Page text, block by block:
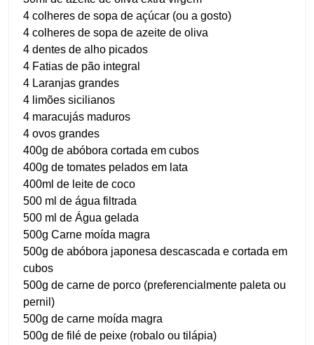
4 colheres de sopa de açúcar (ou a gosto)
4 colheres de sopa de azeite de oliva
4 dentes de alho picados
4 Fatias de pão integral
4 Laranjas grandes
4 limões sicilianos
4 maracujás maduros
4 ovos grandes
400g de abóbora cortada em cubos
400g de tomates pelados em lata
400ml de leite de coco
500 ml de água filtrada
500 ml de Água gelada
500g Carne moída magra
500g de abóbora japonesa descascada e cortada em
cubos
500g de carne de porco (preferencialmente paleta ou
pernil)
500g de carne moída magra
500g de filé de peixe (robalo ou tilápia)